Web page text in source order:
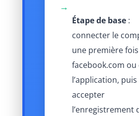
→
Étape de base:
connecter le
une première
facebook.com ou
l’application, puis
accepter
l’enregistrement